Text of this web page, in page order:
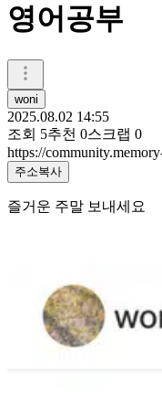
영어공부
woni
2025.08.02 14:55
조회 5추천 0스크랩 0
https://
주소복사
즐거운 주말 보내세요